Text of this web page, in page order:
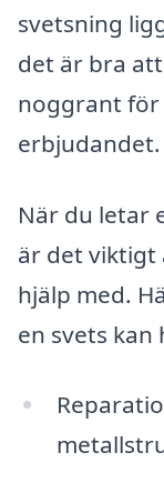
svetsning
det är bra
noggrant
erbjudandet.
När du letar
är det viktigt
hjälp med.
en svets kan